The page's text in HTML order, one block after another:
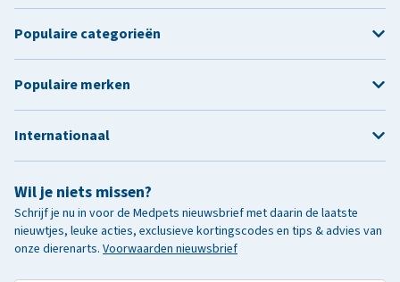
Wil je niets missen?
Schrijf je nu in voor de Medpets nieuwsbrief met daarin de laatste
nieuwtjes, leuke acties, exclusieve kortingscodes en tips & advies van
onze dierenarts. Voorwaarden nieuwsbrief
Populaire categorieën
Populaire merken
Internationaal